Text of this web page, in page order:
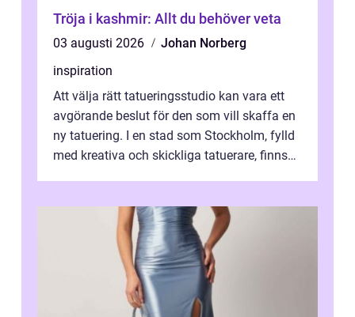
Tröja i kashmir: Allt du behöver veta
03 augusti 2026
Johan Norberg
inspiration
Att välja rätt tatueringsstudio kan vara ett
avgörande beslut för den som vill skaffa en
ny tatuering. I en stad som Stockholm, fylld
med kreativa och skickliga tatuerare, finns